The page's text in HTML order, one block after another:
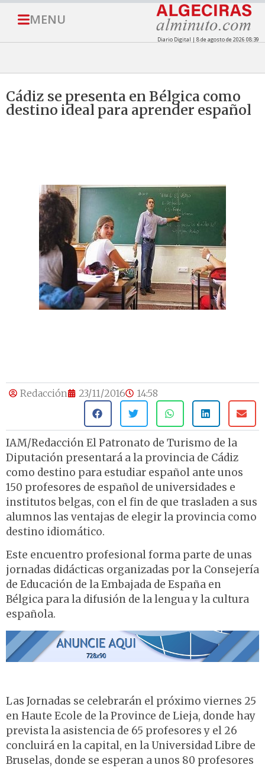
MENU
Diario Digital | 8 de agosto de 2026 08:39
Cádiz se presenta en Bélgica como
destino ideal para aprender español
Redacción 23/11/2016 14:58
IAM/Redacción El Patronato de Turismo de la
Diputación presentará a la provincia de Cádiz
como destino para estudiar español ante unos
150 profesores de español de universidades e
institutos belgas, con el fin de que trasladen a sus
alumnos las ventajas de elegir la provincia como
destino idiomático.
Este encuentro profesional forma parte de unas
jornadas didácticas organizadas por la Consejería
de Educación de la Embajada de España en
Bélgica para la difusión de la lengua y la cultura
española.
Las Jornadas se celebrarán el próximo viernes 25
en Haute Ecole de la Province de Lieja, donde hay
prevista la asistencia de 65 profesores y el 26
concluirá en la capital, en la Universidad Libre de
Bruselas, donde se esperan a unos 80 profesores